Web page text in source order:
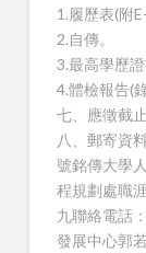
1.履歷表(附
2.自傳。
3.最高學歷證
4.體檢報告(
七、應徵截
八、郵寄資
號銘傳大學
程規劃處職
九聯絡電話
發展中心郭